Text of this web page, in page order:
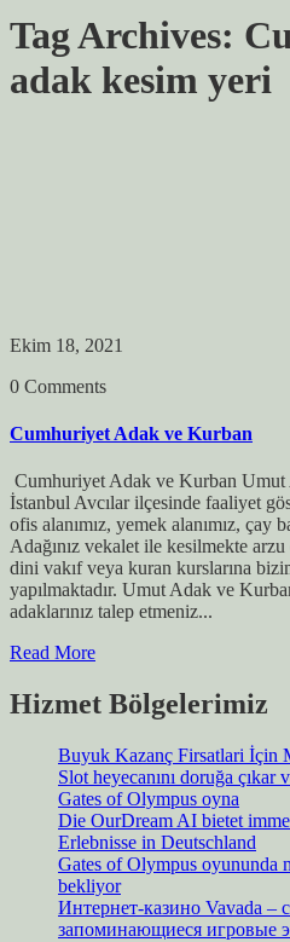
Tag Archives:
adak kesim yeri
Ekim 18, 2021
0 Comments
Cumhuriyet Adak ve Kurban
Cumhuriyet Adak ve Kurban
İstanbul Avcılar ilçesinde faaliyet
ofis alanımız, yemek alanımız, çay
Adağınız vekalet ile kesilmekte
dini vakıf veya kuran kurslarına
yapılmaktadır. Umut Adak ve
adaklarınız talep etmeniz...
Read More
Hizmet Bölgelerimiz
Buyuk Kazanç Firsatlari İçin
Slot heyecanını doruğa çıkar
Gates of Olympus oyna
Die OurDream AI bietet
Erlebnisse in Deutschland
Gates of Olympus oyununda
bekliyor
Интернет-казино Vavada –
запоминающиеся игровые